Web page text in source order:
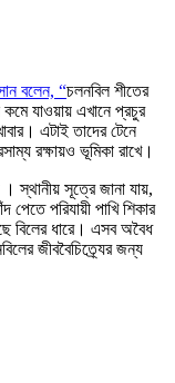
বলেন, “চলনবিল শীতের
যাওয়ায় এখানে প্রচুর
এটাই তাদের টেনে
রক্ষায়ও ভূমিকা রাখে।
স্থানীয় সূত্রে জানা যায়,
পেতে পরিযায়ী পাখি শিকার
বিলের ধারে। এসব অবৈধ
জীববৈচিত্র্যের জন্য